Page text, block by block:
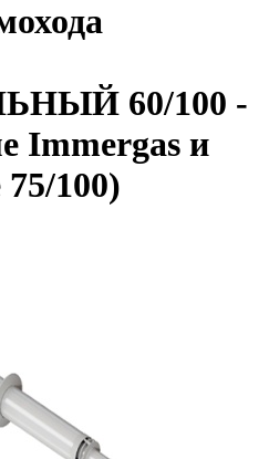
60/100 -
Immergas и
100)